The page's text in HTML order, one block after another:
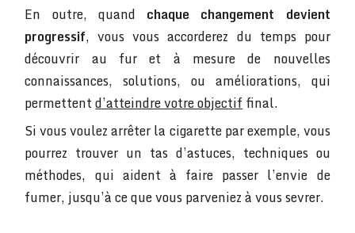
En outre, quand chaque changement devient
progressif, vous vous accorderez du temps pour
découvrir au fur et à mesure de nouvelles
connaissances, solutions, ou améliorations, qui
permettentd’atteindre votre objectif final.
Si vous voulez arrêter la cigarette par exemple, vous
pourrez trouver un tas d’astuces, techniques ou
méthodes, qui aident à faire passer l’envie de
fumer, jusqu’à ce que vous parveniez à vous sevrer.